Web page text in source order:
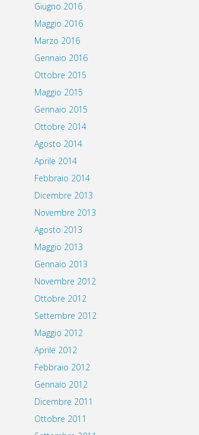
Giugno 2016
Maggio 2016
Marzo 2016
Gennaio 2016
Ottobre 2015
Maggio 2015
Gennaio 2015
Ottobre 2014
Agosto 2014
Aprile 2014
Febbraio 2014
Dicembre 2013
Novembre 2013
Agosto 2013
Maggio 2013
Gennaio 2013
Novembre 2012
Ottobre 2012
Settembre 2012
Maggio 2012
Aprile 2012
Febbraio 2012
Gennaio 2012
Dicembre 2011
Ottobre 2011